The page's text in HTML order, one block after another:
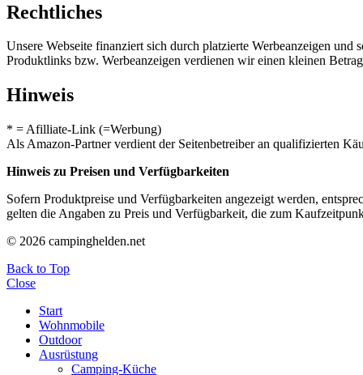
Rechtliches
Unsere Webseite finanziert sich durch platzierte Werbeanzeigen
Produktlinks bzw. Werbeanzeigen verdienen wir einen kleinen
Hinweis
* = Afilliate-Link (=Werbung)
Als Amazon-Partner verdient der Seitenbetreiber an qualifizierten
Hinweis zu Preisen und Verfügbarkeiten
Sofern Produktpreise und Verfügbarkeiten angezeigt werden,
gelten die Angaben zu Preis und Verfügbarkeit, die zum
© 2026 campinghelden.net
Back to Top
Close
Start
Wohnmobile
Outdoor
Ausrüstung
Camping-Küche